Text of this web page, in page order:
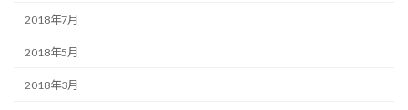
2018年7月
2018年5月
2018年3月